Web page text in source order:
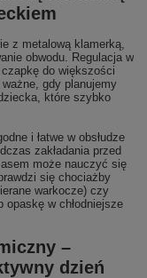
z metalową klamerką,
obwodu. Regulacja w
do większości
gdy planujemy
które szybko
i łatwe w obsłudze
zakładania przed
może nauczyć się
się chociażby
warkocze) czy
w chłodniejsze
–
dzień